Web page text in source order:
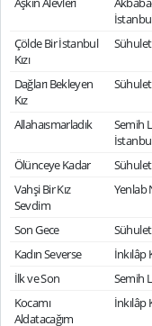
Çölde Bir İstanbul
Kızı
Dağları Bekleyen
Kız
Allahaısmarladık
Semih
Ölünceye Kadar
Vahşi Bir Kız
Sevdim
Yenlab
Son Gece
Kadın Severse
İnkılâp
İlk ve Son
Semih
Kocamı
Aldatacağım
İnkılâp